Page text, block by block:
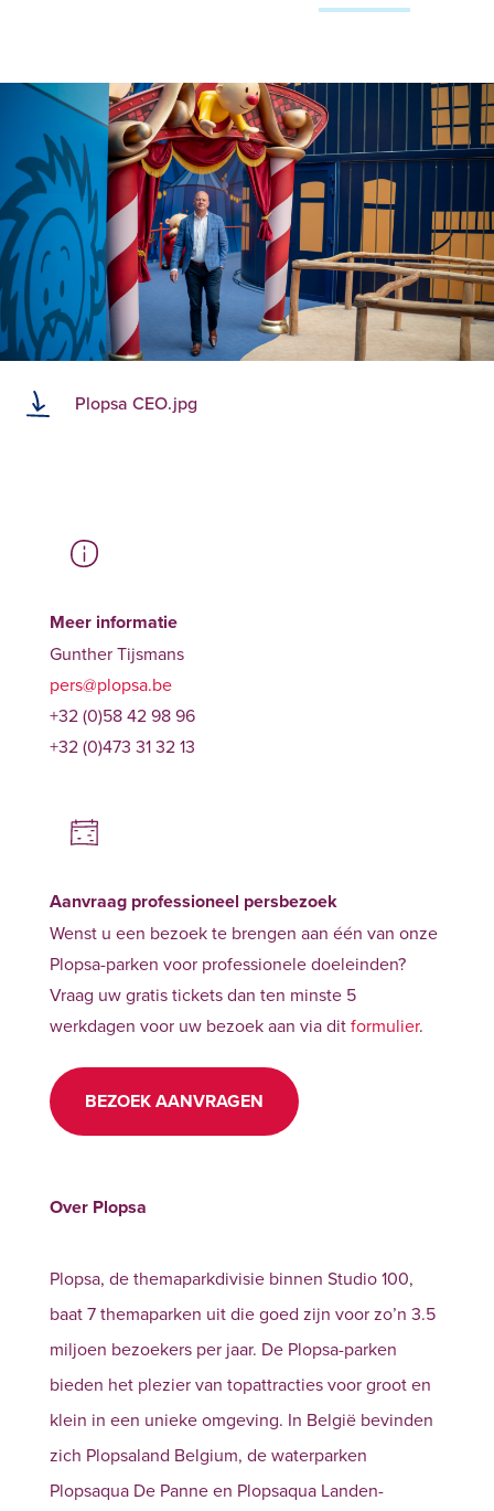
Plopsa CEO.jpg
Meer informatie
Gunther Tijsmans
pers@plopsa.be
+32 (0)58 42 98 96
+32 (0)473 31 32 13
Aanvraag professioneel persbezoek
Wenst u een bezoek te brengen aan één van onze
Plopsa-parken voor professionele doeleinden?
Vraag uw gratis tickets dan ten minste 5
werkdagen voor uw bezoek aan via ditformulier.
BEZOEK AANVRAGEN
Over Plopsa
Plopsa, de themaparkdivisie binnen Studio 100,
baat 7 themaparken uit die goed zijn voor zo’n 3.5
miljoen bezoekers per jaar. De Plopsa-parken
bieden het plezier van topattracties voor groot en
klein in een unieke omgeving. In België bevinden
zich Plopsaland Belgium, de waterparken
Plopsaqua De Panne en Plopsaqua Landen-